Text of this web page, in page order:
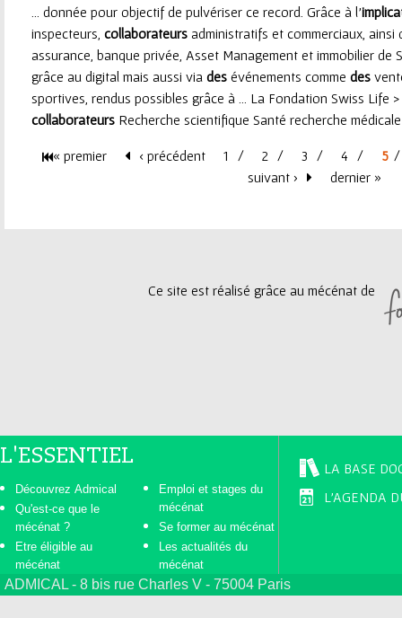
... donnée pour objectif de pulvériser ce record. Grâce à l'
inspecteurs, collaborateurs administratifs et commerciaux, ainsi
assurance, banque privée, Asset Management et immobilier de
grâce au digital mais aussi via des événements comme des
sportives, rendus possibles grâce à ... La Fondation Swiss Life
collaborateurs Recherche scientifique Santé recherche
« premier ‹ précédent 1 2 3 4
5
suivant ›
dernier »
Ce site est réalisé grâce au mécénat de
L'ESSENTIEL
Découvrez Admical
Qu'est-ce que le
mécénat ?
Etre éligible au
mécénat
Emploi et stages du
mécénat
Se former au mécénat
Les actualités du
mécénat
LA BASE
L'AGENDA
ADMICAL - 8 bis rue Charles V - 75004 Paris